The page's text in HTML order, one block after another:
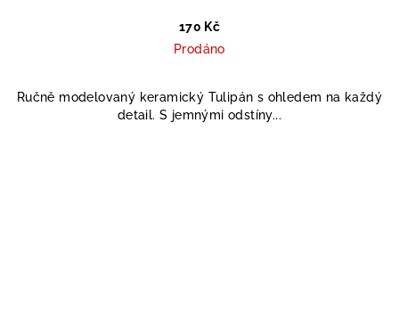
170 Kč
Prodáno
Ručně modelovaný keramický Tulipán s ohledem na každý
detail. S jemnými odstíny...